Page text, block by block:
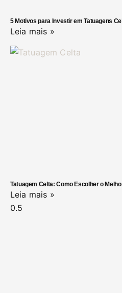
5 Motivos para Investir em Tatuagens
Leia mais »
Tatuagem Celta: Como Escolher o
Leia mais »